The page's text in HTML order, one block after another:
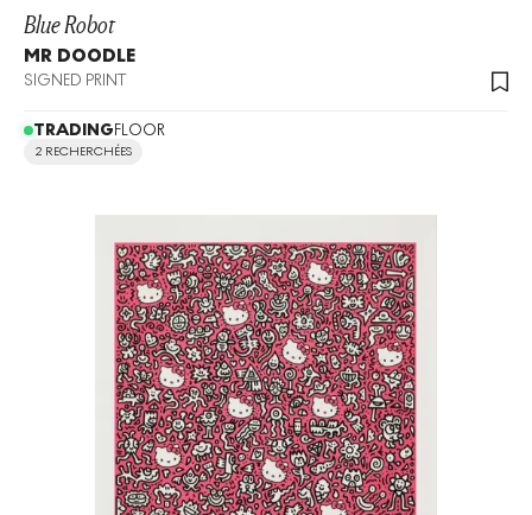
Blue Robot
MR DOODLE
SIGNED PRINT
TRADINGFLOOR
2 RECHERCHÉES